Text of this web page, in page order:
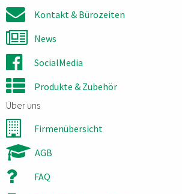
Kontakt & Bürozeiten
News
SocialMedia
Produkte & Zubehör
Über uns
Firmenübersicht
AGB
FAQ